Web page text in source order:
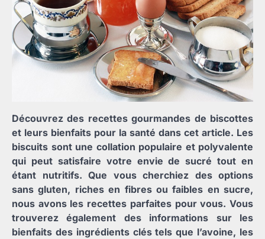
Découvrez des recettes gourmandes de biscottes
et leurs bienfaits pour la santé dans cet article. Les
biscuits sont une collation populaire et polyvalente
qui peut satisfaire votre envie de sucré tout en
étant nutritifs. Que vous cherchiez des options
sans gluten, riches en fibres ou faibles en sucre,
nous avons les recettes parfaites pour vous. Vous
trouverez également des informations sur les
bienfaits des ingrédients clés tels que l’avoine, les